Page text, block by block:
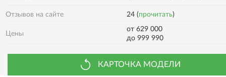
Отзывов на сайте 24 (прочитать)
Цены
от 629 000
до 999 990
КАРТОЧКА МОДЕЛИ